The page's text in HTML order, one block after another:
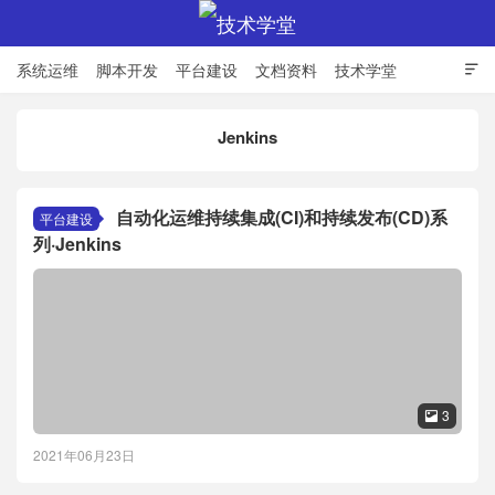

系统运维 脚本开发 平台建设 文档资料 技术学堂
Jenkins
平台建设
自动化运维持续集成(CI)和持续发布(CD)系
列·Jenkins
 3
2021年06月23日